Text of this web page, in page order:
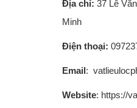
Địa chỉ: 37 Lê
Minh
Điện thoại:
Email:
Website: https://